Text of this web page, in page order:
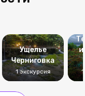
Ущелье
Черниговка
1 экскурсия